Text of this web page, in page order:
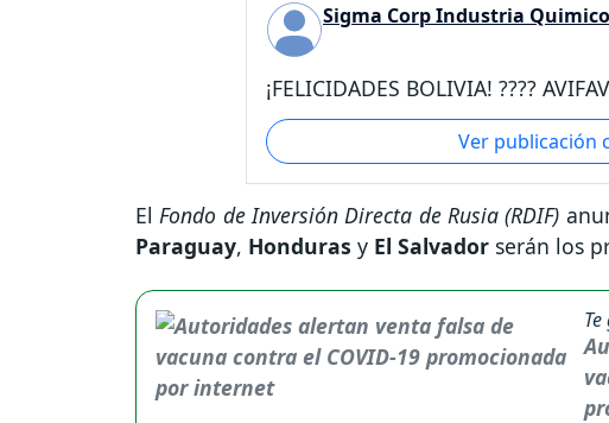
Sigma Corp Industria
¡FELICIDADES BOLIVIA! ????
Ver publicación
ElFondo de Inversión Directa de Rusia (RDIF)
Paraguay, Honduras y El Salvador serán los